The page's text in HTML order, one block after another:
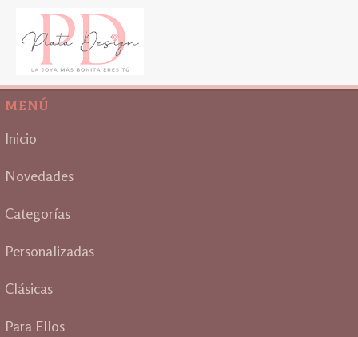
MENÚ
Inicio
Novedades
Categorías
Personalizadas
Clásicas
Para Ellos